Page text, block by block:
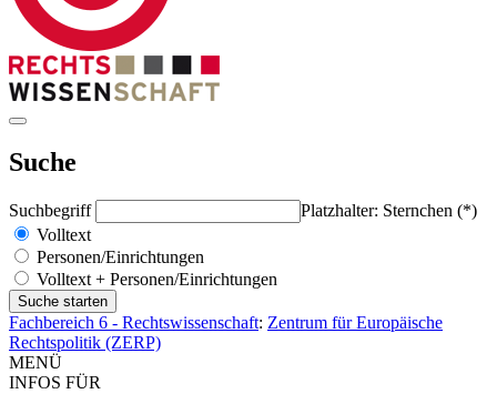
Suche
Suchbegriff
Platzhalter: Sternchen (*)
Volltext
Personen/Einrichtungen
Volltext + Personen/Einrichtungen
Fachbereich 6 - Rechtswissenschaft: Zentrum für Europäische
Rechtspolitik (ZERP)
MENÜ
INFOS FÜR